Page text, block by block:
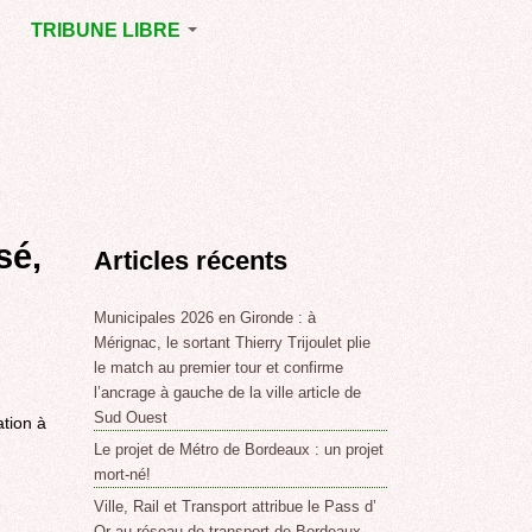
DE
TRIBUNE LIBRE
POINT DE VUE
à
Articles récents
Municipales 2026 en Gironde : à
Mérignac, le sortant Thierry Trijoulet plie
le match au premier tour et confirme
l’ancrage à gauche de la ville article de
Sud Ouest
Le projet de Métro de Bordeaux : un projet
mort-né!
Ville, Rail et Transport attribue le Pass d’